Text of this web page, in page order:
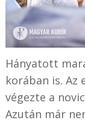
Hányatott
korában is. Az
végezte a
Azután már